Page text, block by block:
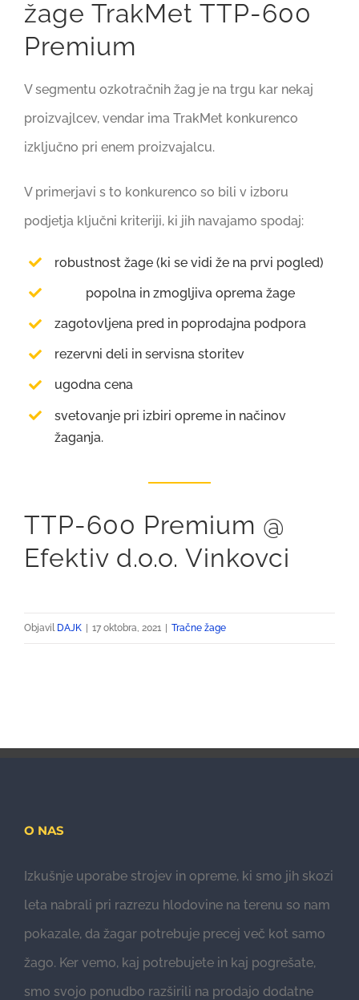
žage TrakMet TTP-600
Premium
V segmentu ozkotračnih žag je na trgu kar nekaj
proizvajlcev, vendar ima TrakMet konkurenco
izključno pri enem proizvajalcu.
V primerjavi s to konkurenco so bili v izboru
podjetja ključni kriteriji, ki jih navajamo spodaj:
robustnost žage (ki se vidi že na prvi pogled)
popolna in zmogljiva oprema žage
zagotovljena pred in poprodajna podpora
rezervni deli in servisna storitev
ugodna cena
svetovanje pri izbiri opreme in načinov
žaganja.
TTP-600 Premium @
Efektiv d.o.o. Vinkovci
Objavil DAJK | 17 oktobra, 2021 | Tračne žage
O NAS
Izkušnje uporabe strojev in opreme, ki smo jih skozi
leta nabrali pri razrezu hlodovine na terenu so nam
pokazale, da žagar potrebuje precej več kot samo
žago. Ker vemo, kaj potrebujete in kaj pogrešate,
smo svojo ponudbo razširili na prodajo dodatne